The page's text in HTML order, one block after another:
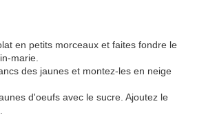
en petits morceaux et faites fondre le
marie.
des jaunes et montez-les en neige
d'oeufs avec le sucre. Ajoutez le